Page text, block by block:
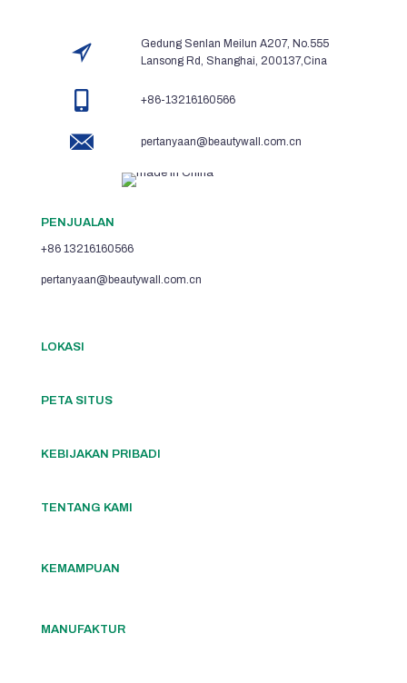
Gedung Senlan Meilun A207, No.555
Lansong Rd, Shanghai, 200137,Cina
+86-13216160566
pertanyaan@beautywall.com.cn
PENJUALAN
+86 13216160566
pertanyaan@beautywall.com.cn
LOKASI
PETA SITUS
KEBIJAKAN PRIBADI
TENTANG KAMI
KEMAMPUAN
MANUFAKTUR